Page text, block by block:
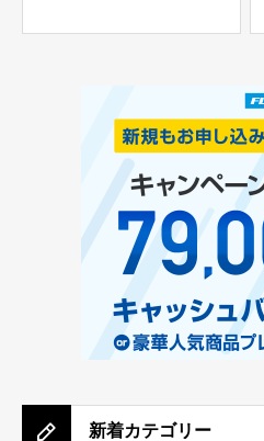
新着カテゴリー